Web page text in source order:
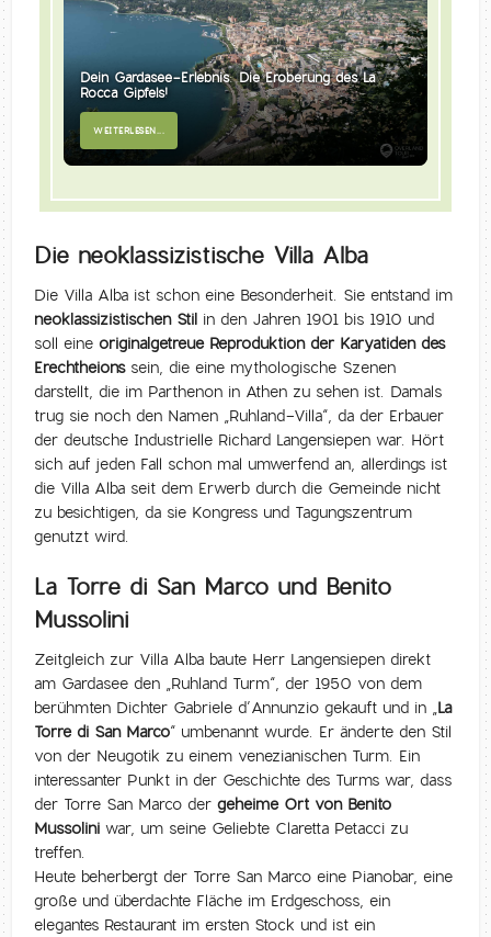
Dein Gardasee-Erlebnis: Die Eroberung des La
Rocca Gipfels!
WEITERLESEN...
Die neoklassizistische Villa Alba
Die Villa Alba ist schon eine Besonderheit. Sie entstand im
neoklassizistischen Stil in den Jahren 1901 bis 1910 und
soll eineoriginalgetreue Reproduktion der Karyatiden des
Erechtheionssein, die eine mythologische Szenen
darstellt, die im Parthenon in Athen zu sehen ist. Damals
trug sie noch den Namen „Ruhland-Villa“, da der Erbauer
der deutsche Industrielle Richard Langensiepen war. Hört
sich auf jeden Fall schon mal umwerfend an, allerdings ist
die Villa Alba seit dem Erwerb durch die Gemeinde nicht
zu besichtigen, da sie Kongress und Tagungszentrum
genutzt wird.
La Torre di San Marco und Benito
Mussolini
Zeitgleich zur Villa Alba baute Herr Langensiepen direkt
am Gardasee den „Ruhland Turm“, der 1950 von dem
berühmten Dichter Gabriele d’Annunzio gekauft und in „La
Torre di San Marco“ umbenannt wurde. Er änderte den Stil
von der Neugotik zu einem venezianischen Turm. Ein
interessanter Punkt in der Geschichte des Turms war, dass
der Torre San Marco dergeheime Ort von Benito
Mussolini war, um seine Geliebte Claretta Petacci zu
treffen.
Heute beherbergt der Torre San Marco eine Pianobar, eine
große und überdachte Fläche im Erdgeschoss, ein
elegantes Restaurant im ersten Stock und ist ein